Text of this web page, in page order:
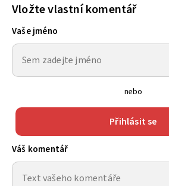
Vložte vlastní komentář
Vaše jméno
nebo
Přihlásit se
Váš komentář